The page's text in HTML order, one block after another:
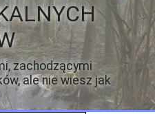
zachodzącymi
ale nie wiesz jak